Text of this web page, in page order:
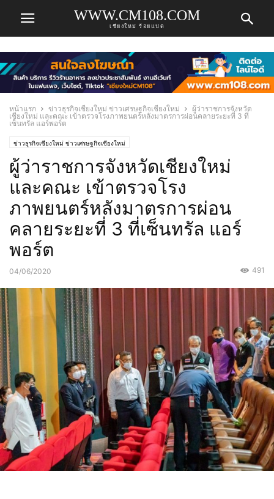
WWW.CM108.COM
เชียงใหม่ ร้อยแปด
หน้าแรก ข่าวธุรกิจเชียงใหม่ ข่าวเศรษฐกิจเชียงใหม่
ผู้ว่าราชการจังหวัด
เชียงใหม่ และคณะ เข้าตรวจโรงภาพยนตร์หลังมาตรการผ่อนคลายระยะที่ 3 ที่
เซ็นทรัล แอร์พอร์ต
ข่าวธุรกิจเชียงใหม่ ข่าวเศรษฐกิจเชียงใหม่
ผู้ว่าราชการจังหวัดเชียงใหม่
และคณะ เข้าตรวจโรง
ภาพยนตร์หลังมาตรการผ่อน
คลายระยะที่ 3 ที่เซ็นทรัล แอร์
พอร์ต
04/06/2020 491